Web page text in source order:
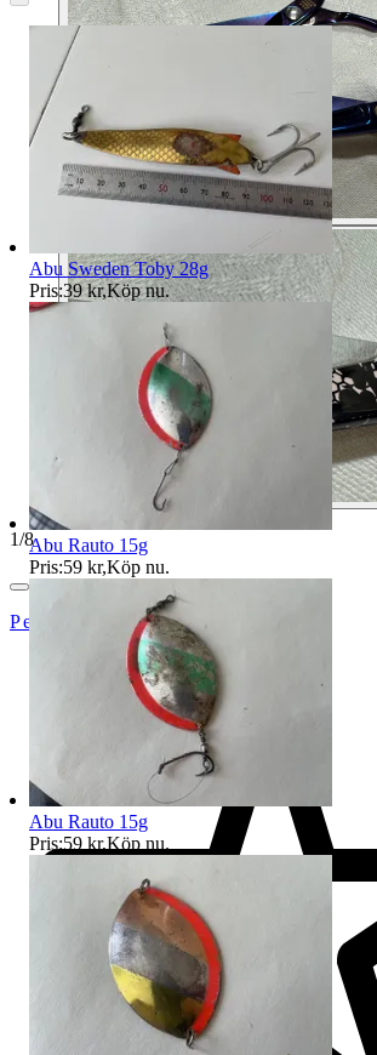
1/8
PetrusAuktioner
Abu Sweden Toby 28g
Pris:39 kr,Köp nu.
Abu Rauto 15g
Pris:59 kr,Köp nu.
Abu Rauto 15g
Pris:59 kr,Köp nu.